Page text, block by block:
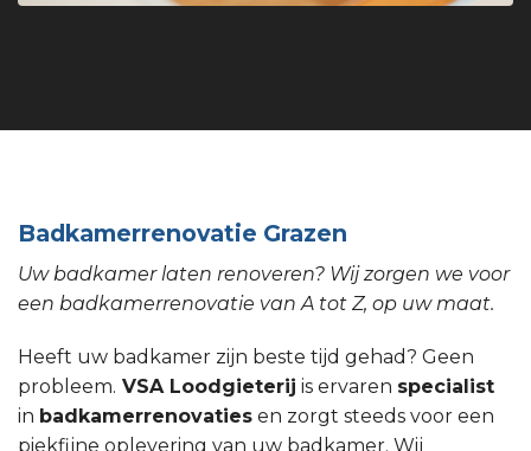
Badkamerrenovatie Grazen
Uw badkamer laten renoveren? Wij zorgen we voor
een badkamerrenovatie van A tot Z, op uw maat.
Heeft uw badkamer zijn beste tijd gehad? Geen
probleem. VSA Loodgieterij is ervaren specialist
in badkamerrenovaties en zorgt steeds voor een
piekfijne oplevering van uw badkamer. Wij